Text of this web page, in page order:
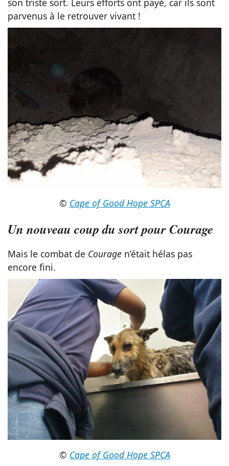
son triste sort. Leurs efforts ont payé, car ils sont
parvenus à le retrouver vivant !
© Cape of Good Hope SPCA
Un nouveau coup du sort pour Courage
Mais le combat de Courage n’était hélas pas
encore fini.
© Cape of Good Hope SPCA